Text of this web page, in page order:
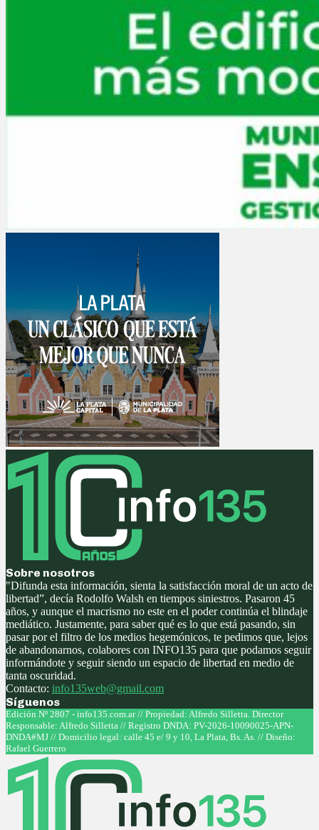
Sobre nosotros
"Difunda esta información, sienta la satisfacción moral de un acto de
libertad”, decía Rodolfo Walsh en tiempos siniestros. Pasaron 45
años, y aunque el macrismo no este en el poder continúa el blindaje
mediático. Justamente, para saber qué es lo que está pasando, sin
pasar por el filtro de los medios hegemónicos, te pedimos que, lejos
de abandonarnos, colabores con INFO135 para que podamos seguir
informándote y seguir siendo un espacio de libertad en medio de
tanta oscuridad.
Contacto: info135web@gmail.com
Síguenos
Facebook
Twitter
Instagram
Youtube
Edición Nº 2807 - info135.com.ar // Propiedad: Alfredo Silletta. Director
Responsable: Alfredo Silletta // Registro DNDA: PV-2026-10090025-APN-
DNDA#MJ // Domicilio legal: calle 45 e/ 9 y 10, La Plata, Bs. As. // Diseño:
Rafael Guerrero